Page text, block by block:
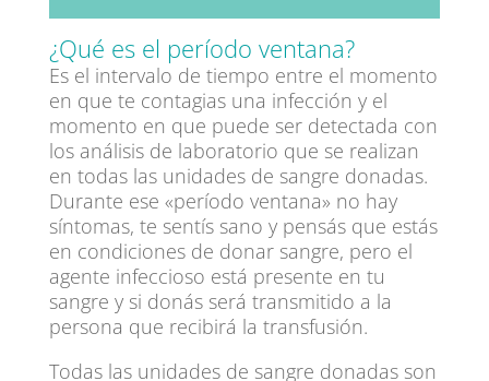
¿Qué es el período ventana?
Es el intervalo de tiempo entre el momento
en que te contagias una infección y el
momento en que puede ser detectada con
los análisis de laboratorio que se realizan
en todas las unidades de sangre donadas.
Durante ese «período ventana» no hay
síntomas, te sentís sano y pensás que estás
en condiciones de donar sangre, pero el
agente infeccioso está presente en tu
sangre y si donás será transmitido a la
persona que recibirá la transfusión.
Todas las unidades de sangre donadas son